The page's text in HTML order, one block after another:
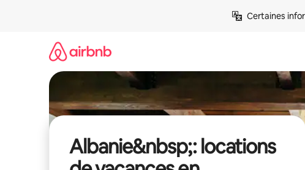
Certaines
Albanie&nbsp;: locations